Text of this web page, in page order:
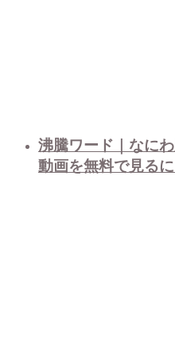
沸騰ワード｜なに
動画を無料で見るに